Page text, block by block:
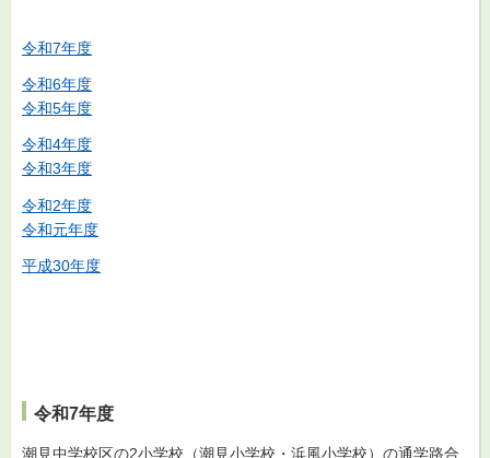
令和7年度
令和6年度
令和5年度
令和4年度
令和3年度
令和2年度
令和元年度
平成30年度
令和7年度
潮見中学校区の2小学校（潮見小学校・浜風小学校）の通学路合